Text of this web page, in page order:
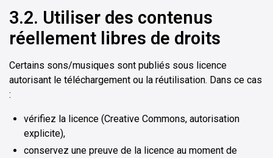
3.2. Utiliser des contenus
réellement libres de droits
Certains sons/musiques sont publiés sous licence
autorisant le téléchargement ou la réutilisation. Dans ce cas
:
vérifiez la licence (Creative Commons, autorisation
explicite),
conservez une preuve de la licence au moment de